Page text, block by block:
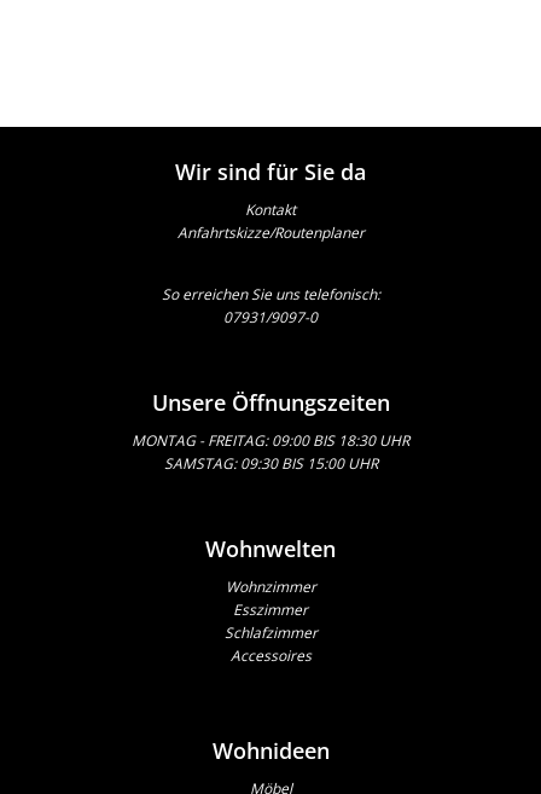
Wir sind für Sie da
Kontakt
Anfahrtskizze/Routenplaner
So erreichen Sie uns telefonisch:
07931/9097-0
Unsere Öffnungszeiten
MONTAG - FREITAG: 09:00 BIS 18:30 UHR
SAMSTAG: 09:30 BIS 15:00 UHR
Wohnwelten
Wohnzimmer
Esszimmer
Schlafzimmer
Accessoires
Wohnideen
Möbel